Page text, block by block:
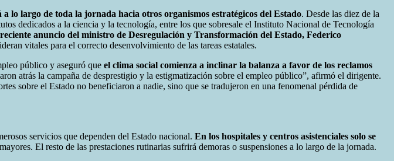
lo largo de toda la jornada hacia otros organismos estratégicos del Estado. Desde las diez de la
dedicados a la ciencia y la tecnología, entre los que sobresale el Instituto Nacional de Tecnología
anuncio del ministro de Desregulación y Transformación del Estado, Federico
vitales para el correcto desenvolvimiento de las tareas estatales.
público y aseguró que el clima social comienza a inclinar la balanza a favor de los reclamos
atrás la campaña de desprestigio y la estigmatización sobre el empleo público”, afirmó el dirigente.
sobre el Estado no beneficiaron a nadie, sino que se tradujeron en una fenomenal pérdida de
servicios que dependen del Estado nacional. En los hospitales y centros asistenciales solo se
El resto de las prestaciones rutinarias sufrirá demoras o suspensiones a lo largo de la jornada.